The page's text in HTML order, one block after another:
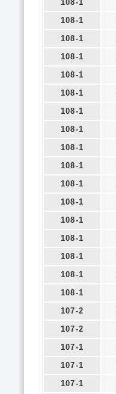
108-1
108-1
108-1
108-1
108-1
108-1
108-1
108-1
108-1
108-1
108-1
108-1
108-1
108-1
108-1
108-1
108-1
107-2
107-2
107-1
107-1
107-1